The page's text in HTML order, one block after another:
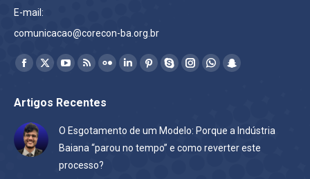
E-mail:
comunicacao@corecon-ba.org.br
Encontre-nos em:
Facebook
opens
in
new
window
X
opens
new
window
YouTube
opens
in
new
window
Rss
opens
in
new
window
FlickrLinkedin
in
new
Pinterest
new
SkypeInstagram
in
Whatsapp
new
Snapchat
in
Artigos Recentes
O Esgotamento de um Modelo: Porque a Indústria
Baiana “parou no tempo” e como reverter este
processo?